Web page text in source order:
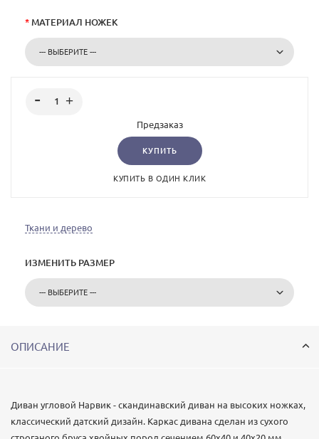
* МАТЕРИАЛ НОЖЕК
Предзаказ
КУПИТЬ
КУПИТЬ В ОДИН КЛИК
Ткани и дерево
ИЗМЕНИТЬ РАЗМЕР
ОПИСАНИЕ
Диван угловой Нарвик - скандинавский диван на высоких ножках,
классический датский дизайн. Каркас дивана сделан из сухого